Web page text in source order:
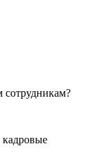
сотрудникам?
кадровые